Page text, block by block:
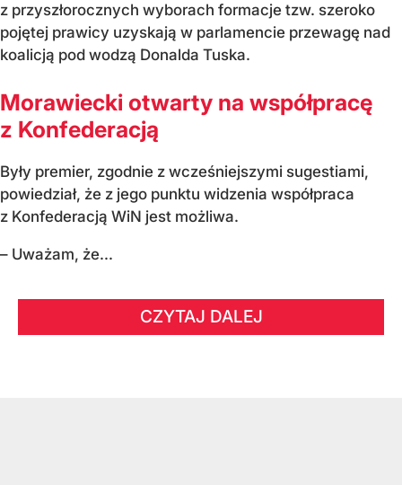
z przyszłorocznych wyborach formacje tzw. szeroko
pojętej prawicy uzyskają w parlamencie przewagę nad
koalicją pod wodzą Donalda Tuska.
Morawiecki otwarty na współpracę
z Konfederacją
Były premier, zgodnie z wcześniejszymi sugestiami,
powiedział, że z jego punktu widzenia współpraca
z Konfederacją WiN jest możliwa.
– Uważam, że...
CZYTAJ DALEJ